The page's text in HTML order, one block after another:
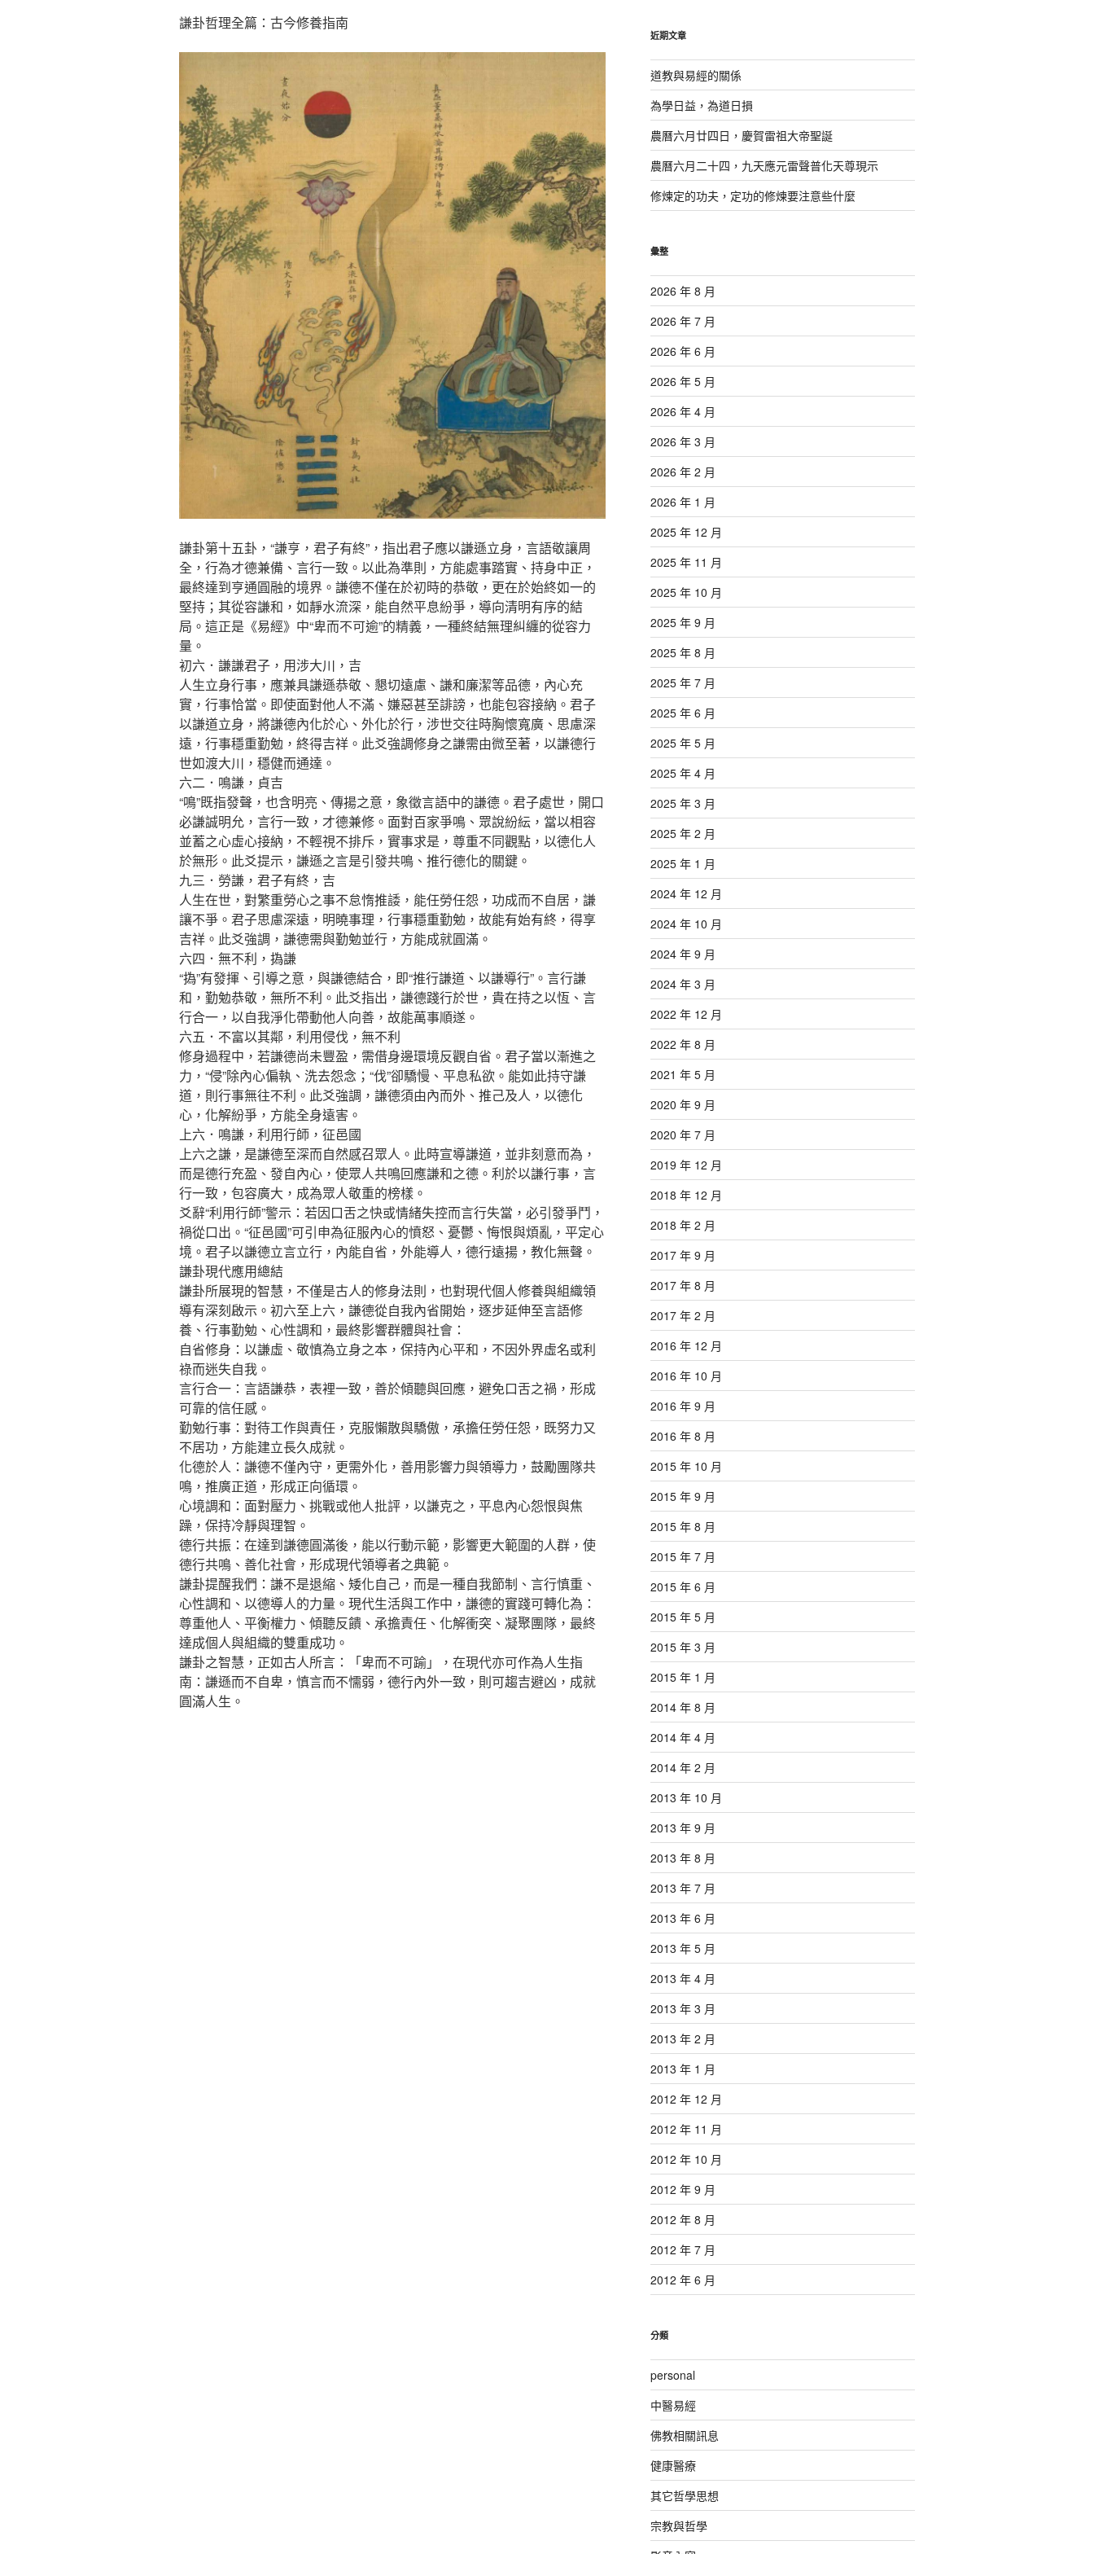
謙卦哲理全篇：古今修養指南
謙卦第十五卦，“謙亨，君子有終”，指出君子應以謙遜立身，言語敬讓周
全，行為才德兼備、言行一致。以此為準則，方能處事踏實、持身中正，
最終達到亨通圓融的境界。謙德不僅在於初時的恭敬，更在於始終如一的
堅持；其從容謙和，如靜水流深，能自然平息紛爭，導向清明有序的結
局。這正是《易經》中“卑而不可逾”的精義，一種終結無理糾纏的從容力
量。
初六．謙謙君子，用涉大川，吉
人生立身行事，應兼具謙遜恭敬、懇切遠慮、謙和廉潔等品德，內心充
實，行事恰當。即使面對他人不滿、嫌惡甚至誹謗，也能包容接納。君子
以謙道立身，將謙德內化於心、外化於行，涉世交往時胸懷寬廣、思慮深
遠，行事穩重勤勉，終得吉祥。此爻強調修身之謙需由微至著，以謙德行
世如渡大川，穩健而通達。
六二．鳴謙，貞吉
“鳴”既指發聲，也含明亮、傳揚之意，象徵言語中的謙德。君子處世，開口
必謙誠明允，言行一致，才德兼修。面對百家爭鳴、眾說紛紜，當以相容
並蓄之心虛心接納，不輕視不排斥，實事求是，尊重不同觀點，以德化人
於無形。此爻提示，謙遜之言是引發共鳴、推行德化的關鍵。
九三．勞謙，君子有終，吉
人生在世，對繁重勞心之事不怠惰推諉，能任勞任怨，功成而不自居，謙
讓不爭。君子思慮深遠，明曉事理，行事穩重勤勉，故能有始有終，得享
吉祥。此爻強調，謙德需與勤勉並行，方能成就圓滿。
六四．無不利，撝謙
“撝”有發揮、引導之意，與謙德結合，即“推行謙道、以謙導行”。言行謙
和，勤勉恭敬，無所不利。此爻指出，謙德踐行於世，貴在持之以恆、言
行合一，以自我淨化帶動他人向善，故能萬事順遂。
六五．不富以其鄰，利用侵伐，無不利
修身過程中，若謙德尚未豐盈，需借身邊環境反觀自省。君子當以漸進之
力，“侵”除內心偏執、洗去怨念；“伐”卻驕慢、平息私欲。能如此持守謙
道，則行事無往不利。此爻強調，謙德須由內而外、推己及人，以德化
心，化解紛爭，方能全身遠害。
上六．鳴謙，利用行師，征邑國
上六之謙，是謙德至深而自然感召眾人。此時宣導謙道，並非刻意而為，
而是德行充盈、發自內心，使眾人共鳴回應謙和之德。利於以謙行事，言
行一致，包容廣大，成為眾人敬重的榜樣。
爻辭“利用行師”警示：若因口舌之快或情緒失控而言行失當，必引發爭鬥，
禍從口出。“征邑國”可引申為征服內心的憤怒、憂鬱、悔恨與煩亂，平定心
境。君子以謙德立言立行，內能自省，外能導人，德行遠揚，教化無聲。
謙卦現代應用總結
謙卦所展現的智慧，不僅是古人的修身法則，也對現代個人修養與組織領
導有深刻啟示。初六至上六，謙德從自我內省開始，逐步延伸至言語修
養、行事勤勉、心性調和，最終影響群體與社會：
自省修身：以謙虛、敬慎為立身之本，保持內心平和，不因外界虛名或利
祿而迷失自我。
言行合一：言語謙恭，表裡一致，善於傾聽與回應，避免口舌之禍，形成
可靠的信任感。
勤勉行事：對待工作與責任，克服懶散與驕傲，承擔任勞任怨，既努力又
不居功，方能建立長久成就。
化德於人：謙德不僅內守，更需外化，善用影響力與領導力，鼓勵團隊共
鳴，推廣正道，形成正向循環。
心境調和：面對壓力、挑戰或他人批評，以謙克之，平息內心怨恨與焦
躁，保持冷靜與理智。
德行共振：在達到謙德圓滿後，能以行動示範，影響更大範圍的人群，使
德行共鳴、善化社會，形成現代領導者之典範。
謙卦提醒我們：謙不是退縮、矮化自己，而是一種自我節制、言行慎重、
心性調和、以德導人的力量。現代生活與工作中，謙德的實踐可轉化為：
尊重他人、平衡權力、傾聽反饋、承擔責任、化解衝突、凝聚團隊，最終
達成個人與組織的雙重成功。
謙卦之智慧，正如古人所言：「卑而不可踰」，在現代亦可作為人生指
南：謙遜而不自卑，慎言而不懦弱，德行內外一致，則可趨吉避凶，成就
圓滿人生。
字:
近期文章
道教與易經的關係
為學日益，為道日損
農曆六月廿四日，慶賀雷祖大帝聖誕
農曆六月二十四，九天應元雷聲普化天尊現示
修煉定的功夫，定功的修煉要注意些什麼
彙整
2026 年 8 月
2026 年 7 月
2026 年 6 月
2026 年 5 月
2026 年 4 月
2026 年 3 月
2026 年 2 月
2026 年 1 月
2025 年 12 月
2025 年 11 月
2025 年 10 月
2025 年 9 月
2025 年 8 月
2025 年 7 月
2025 年 6 月
2025 年 5 月
2025 年 4 月
2025 年 3 月
2025 年 2 月
2025 年 1 月
2024 年 12 月
2024 年 10 月
2024 年 9 月
2024 年 3 月
2022 年 12 月
2022 年 8 月
2021 年 5 月
2020 年 9 月
2020 年 7 月
2019 年 12 月
2018 年 12 月
2018 年 2 月
2017 年 9 月
2017 年 8 月
2017 年 2 月
2016 年 12 月
2016 年 10 月
2016 年 9 月
2016 年 8 月
2015 年 10 月
2015 年 9 月
2015 年 8 月
2015 年 7 月
2015 年 6 月
2015 年 5 月
2015 年 3 月
2015 年 1 月
2014 年 8 月
2014 年 4 月
2014 年 2 月
2013 年 10 月
2013 年 9 月
2013 年 8 月
2013 年 7 月
2013 年 6 月
2013 年 5 月
2013 年 4 月
2013 年 3 月
2013 年 2 月
2013 年 1 月
2012 年 12 月
2012 年 11 月
2012 年 10 月
2012 年 9 月
2012 年 8 月
2012 年 7 月
2012 年 6 月
分類
personal
中醫易經
佛教相關訊息
健康醫療
其它哲學思想
宗教與哲學